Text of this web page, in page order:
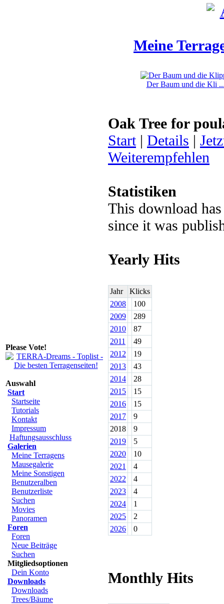
Please Vote!
Auswahl
Start
Startseite
Tutorials
Kontakt
Impressum
Haftungsausschluss
Galerien
Meine Terragens
Mausegalerie
Meine Sonstigen
Benutzeralben
Benutzerliste
Suchen
Movies
Panoramen
Foren
Foren
Neue Beiträge
Suchen
Mitgliedsoptionen
Dein Konto
Downloads
Downloads
Trees/Bäume
Meine
Der Baum und die Kli
Oak Tree for
Start| Details |
Weiterempfehlen
Statistiken
This download
since it was
Yearly Hits
Jahr
Klicks
2008
100
2009
289
2010
87
2011
49
2012
19
2013
43
2014
28
2015
15
2016
15
2017
9
2018
9
2019
5
2020
10
2021
4
2022
4
2023
4
2024
1
2025
2
2026
0
Monthly Hits